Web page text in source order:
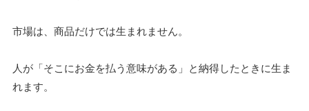
市場は、商品だけでは生まれません。
人が「そこにお金を払う意味がある」と納得したときに生ま
れます。